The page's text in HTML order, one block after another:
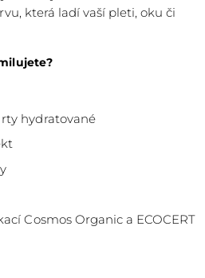
která ladí vaší pleti, oku či
hydratované
Cosmos Organic a ECOCERT